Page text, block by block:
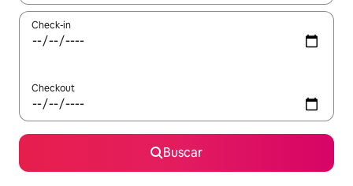
Check-in
Checkout
Buscar